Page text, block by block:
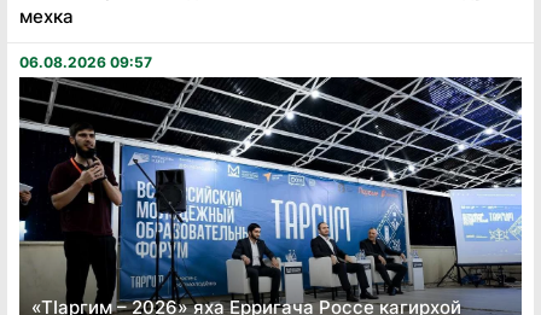
мехка
06.08.2026 09:57
«Тӏаргим – 2026» яха Ерригача Россе кагирхой